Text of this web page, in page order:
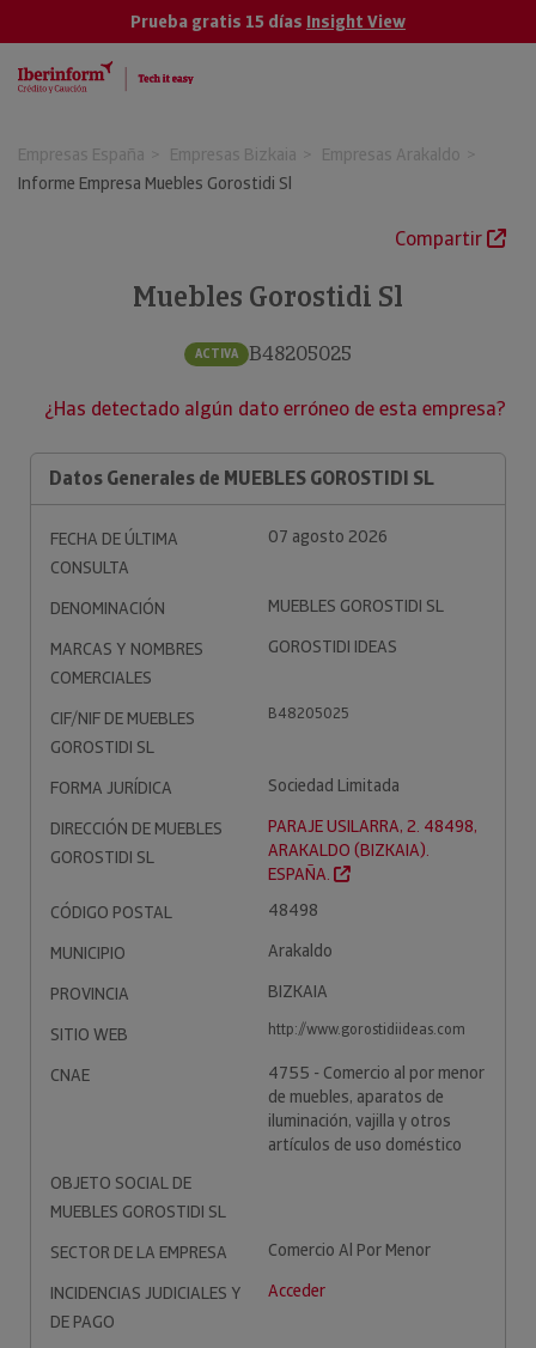
Prueba gratis 15 días Insight View
Empresas España Empresas Bizkaia
Empresas Arakaldo
Informe Empresa Muebles Gorostidi Sl
Compartir
Muebles Gorostidi Sl
ACTIVA B48205025
¿Has detectado algún dato erróneo de esta empresa?
Datos Generales de MUEBLES GOROSTIDI SL
FECHA DE ÚLTIMA
CONSULTA
07 agosto 2026
DENOMINACIÓN
MUEBLES GOROSTIDI SL
MARCAS Y NOMBRES
COMERCIALES
GOROSTIDI IDEAS
CIF/NIF DE MUEBLES
GOROSTIDI SL
B48205025
FORMA JURÍDICA
Sociedad Limitada
DIRECCIÓN DE MUEBLES
GOROSTIDI SL
PARAJE USILARRA, 2. 48498,
ARAKALDO (BIZKAIA).
ESPAÑA.
CÓDIGO POSTAL
48498
MUNICIPIO
Arakaldo
PROVINCIA
BIZKAIA
SITIO WEB
http://www.gorostidiideas.com
CNAE
4755 - Comercio al por menor
de muebles, aparatos de
iluminación, vajilla y otros
artículos de uso doméstico
OBJETO SOCIAL DE
MUEBLES GOROSTIDI SL
SECTOR DE LA EMPRESA
Comercio Al Por Menor
INCIDENCIAS JUDICIALES Y
DE PAGO
Acceder